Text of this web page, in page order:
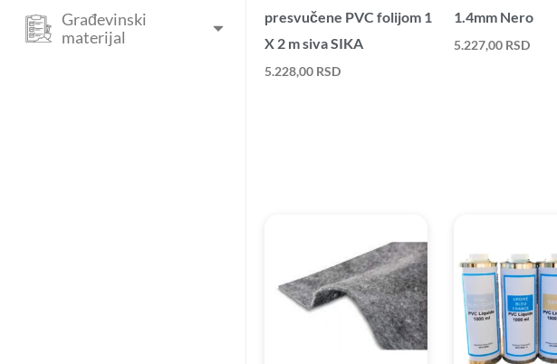
Građevinski
materijal
presvučene PVC folijom 1
X 2 m siva SIKA
5.228,00 RSD
1.4mm Nero
5.227,00 RSD